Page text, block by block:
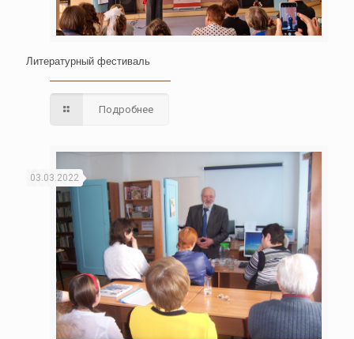
Литературный фестиваль
Подробнее
03.03.2022